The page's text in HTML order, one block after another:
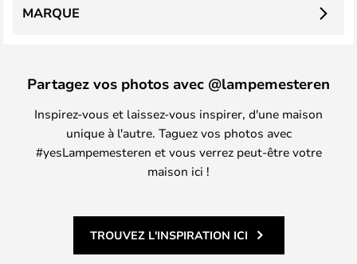
MARQUE
Partagez vos photos avec @lampemesteren
Inspirez-vous et laissez-vous inspirer, d'une maison
unique à l'autre. Taguez vos photos avec
#yesLampemesteren et vous verrez peut-être votre
maison ici !
TROUVEZ L'INSPIRATION ICI